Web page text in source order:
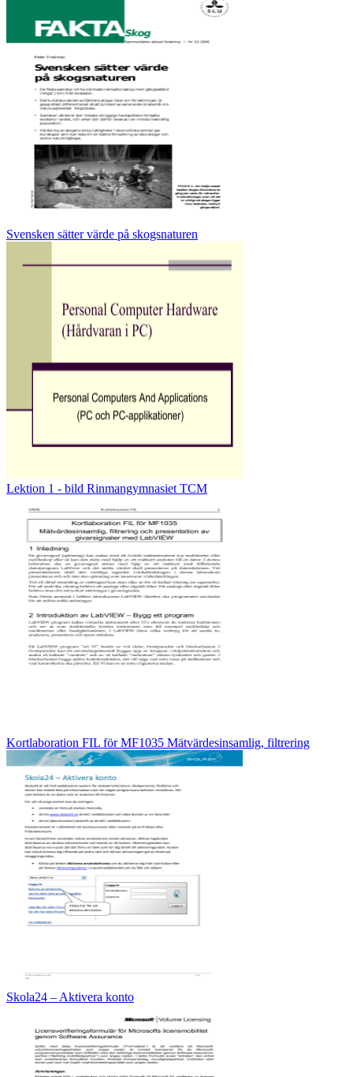
Svensken sätter värde på skogsnaturen
Lektion 1 - bild Rinmangymnasiet TCM
Kortlaboration FIL för MF1035 Mätvärdesinsamlig, filtrering
Skola24 – Aktivera konto